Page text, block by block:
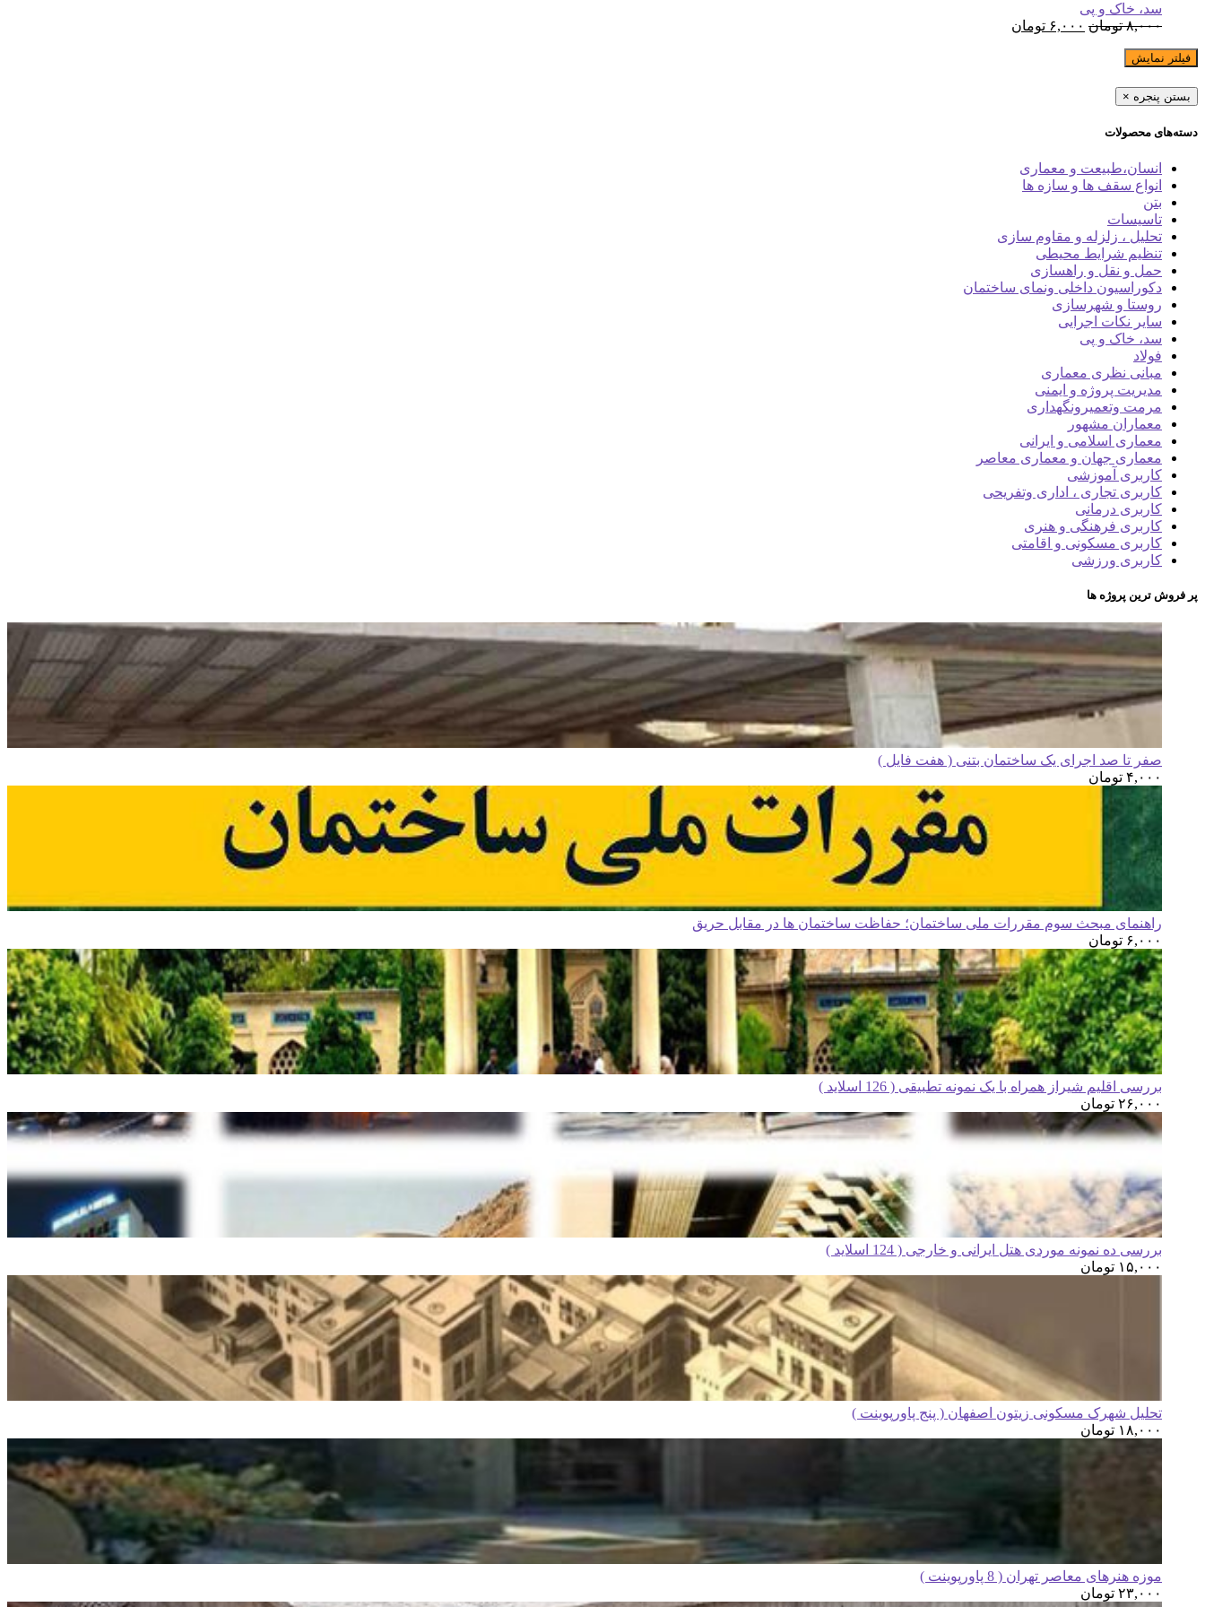
سد، خاک و پی
۸,۰۰۰ تومان ۶,۰۰۰ تومان
فیلتر نمایش
بستن پنجره ×
دسته‌های محصولات
انسان،طبیعت و معماری
انواع سقف ها و سازه ها
بتن
تاسیسات
تحلیل ، زلزله و مقاوم سازی
تنظیم شرایط محیطی
حمل و نقل و راهسازی
دکوراسیون داخلی ونمای ساختمان
روستا و شهرسازی
سایر نکات اجرایی
سد، خاک و پی
فولاد
مبانی نظری معماری
مدیریت پروژه و ایمنی
مرمت وتعمیرونگهداری
معماران مشهور
معماری اسلامی و ایرانی
معماری جهان و معماری معاصر
کاربری آموزشی
کاربری تجاری ، اداری وتفریحی
کاربری درمانی
کاربری فرهنگی و هنری
کاربری مسکونی و اقامتی
کاربری ورزشی
پر فروش ترین پروژه ها
صفر تا صد اجرای یک ساختمان بتنی ( هفت فایل )
۴,۰۰۰ تومان
راهنمای مبحث سوم مقررات ملی ساختمان؛ حفاظت ساختمان ها در مقابل حریق
۶,۰۰۰ تومان
بررسی اقلیم شیراز همراه با یک نمونه تطبیقی ( 126 اسلاید )
۲۶,۰۰۰ تومان
بررسی ده نمونه موردی هتل ایرانی و خارجی ( 124 اسلاید )
۱۵,۰۰۰ تومان
تحلیل شهرک مسکونی زیتون اصفهان ( پنج پاورپوینت )
۱۸,۰۰۰ تومان
موزه هنرهای معاصر تهران ( 8 پاورپوینت )
۲۳,۰۰۰ تومان